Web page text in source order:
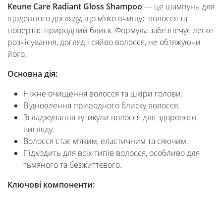
Keune Care Radiant Gloss Shampoo — це шампунь для
щоденного догляду, що м’яко очищує волосся та
повертає природний блиск. Формула забезпечує легке
розчісування, догляд і сяйво волосся, не обтяжуючи
його.
Основна дія:
Ніжне очищення волосся та шкіри голови.
Відновлення природного блиску волосся.
Згладжування кутикули волосся для здорового
вигляду.
Волосся стає м’яким, еластичним та сяючим.
Підходить для всіх типів волосся, особливо для
тьмяного та безжиттєвого.
Ключові компоненти: